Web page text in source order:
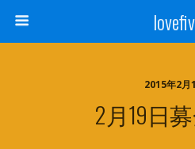
2015年2月
2月19日